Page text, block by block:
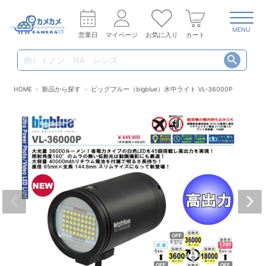
営業日 マイページ お気に入り カート
MENU
HOME 新品から探す ビッグブルー（bigblue）水中ライト VL-36000P